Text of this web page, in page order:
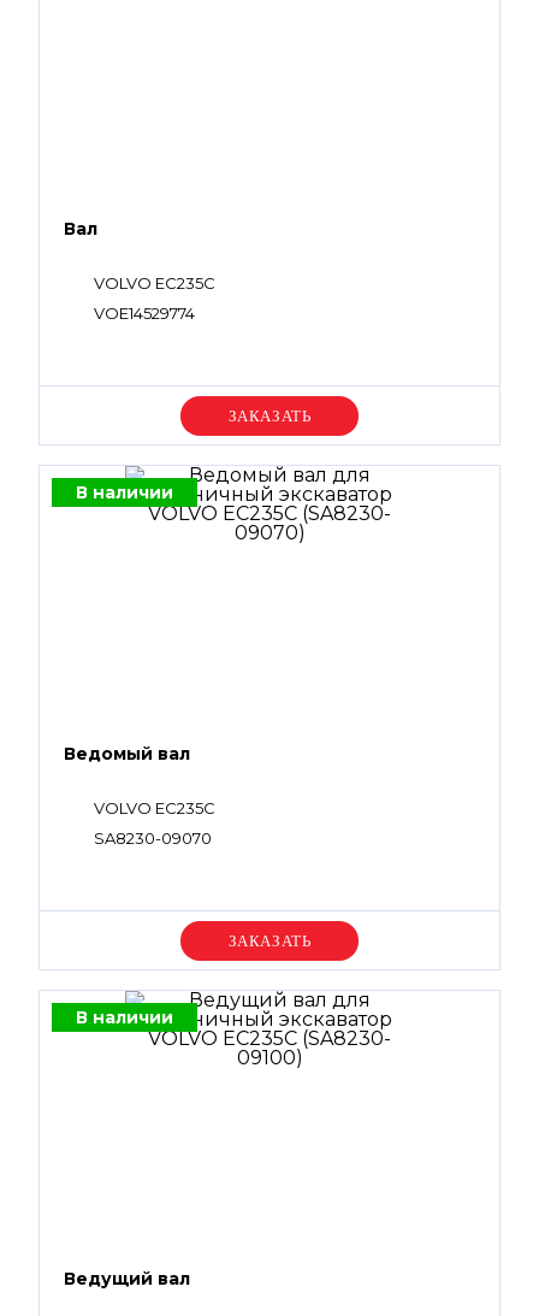
Вал
VOLVO EC235C
VOE14529774
Уточняйте цену
В наличии
Ведомый вал
VOLVO EC235C
SA8230-09070
Уточняйте цену
В наличии
Ведущий вал